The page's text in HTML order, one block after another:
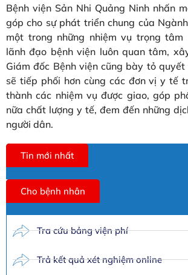
Bệnh viện Sản Nhi Quảng Ninh nhấn
góp cho sự phát triển chung của
một trong những nhiệm vụ trọng tâm
lãnh đạo bệnh viện luôn quan tâm,
Giám đốc Bệnh viện cũng bày tỏ
sẽ tiếp phối hơn cùng các đơn vị y tế
thành các nhiệm vụ được giao, góp
nữa chất lượng y tế, đem đến những
người dân.
Tin mới nhất
Cho bệnh nhân
Tra cứu bảng viện phí
Trả kết quả xét nghiệm online